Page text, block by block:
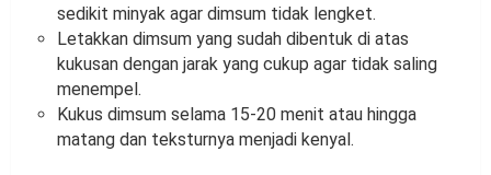
sedikit minyak agar dimsum tidak lengket.
Letakkan dimsum yang sudah dibentuk di atas
kukusan dengan jarak yang cukup agar tidak saling
menempel.
Kukus dimsum selama 15-20 menit atau hingga
matang dan teksturnya menjadi kenyal.